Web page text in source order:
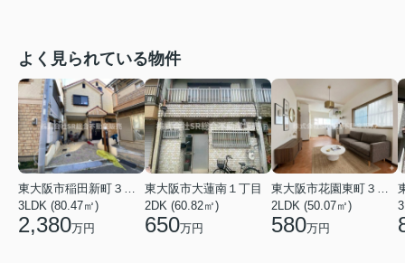
よく見られている物件
3LDK (80.47㎡)
2,380万円
東大阪市大蓮南１丁目
2DK (60.82㎡)
650万円
2LDK (50.07㎡)
580万円